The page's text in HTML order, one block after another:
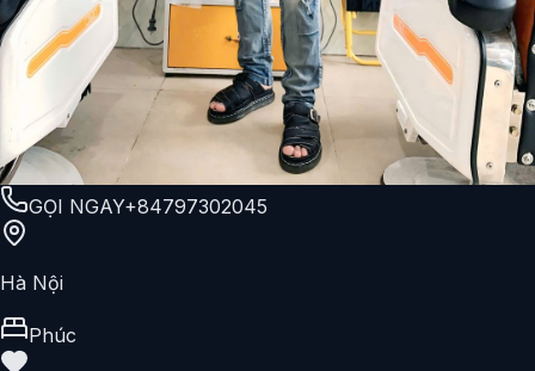
GỌI NGAY+84797302045
Hà Nội
Phúc